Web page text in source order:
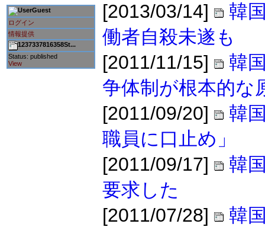
Guest
ログイン
情報提供
1237337816358St...
Status: published
View
[2013/03/14]
韓
働者自殺未遂も
[2011/11/15]
韓
争体制が根本的な
[2011/09/20]
韓
職員に口止め」
[2011/09/17]
韓
要求した
[2011/07/28]
韓